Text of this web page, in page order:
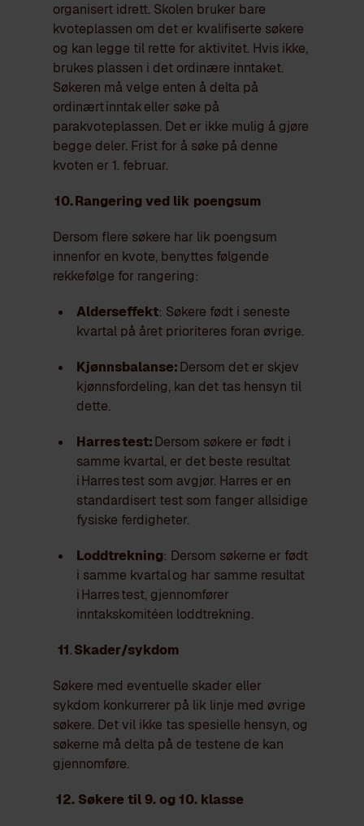
organisert idrett. Skolen bruker bare
kvoteplassen om det er kvalifiserte søkere
og kan legge til rette for aktivitet. Hvis ikke,
brukes plassen i det ordinære inntaket.
Søkeren må velge enten å delta på
ordinært inntak eller søke på
parakvoteplassen. Det er ikke mulig å gjøre
begge deler. Frist for å søke på denne
kvoten er 1. februar.
10. Rangering ved lik poengsum
Dersom flere søkere har lik poengsum
innenfor en kvote, benyttes følgende
rekkefølge for rangering:
Alderseffekt: Søkere født i seneste
kvartal på året prioriteres foran øvrige.
Kjønnsbalanse:Dersom det er skjev
kjønnsfordeling, kan det tas hensyn til
dette.
Harres test:Dersom søkere er født i
samme kvartal, er det beste resultat
i Harres test som avgjør. Harres er en
standardisert test som fanger allsidige
fysiske ferdigheter.
Loddtrekning: Dersom søkerne er født
i samme kvartal og har samme resultat
i Harres test, gjennomfører
inntakskomitéen loddtrekning.
11.Skader/sykdom
Søkere med eventuelle skader eller
sykdom konkurrerer på̊ lik linje med øvrige
søkere. Det vil ikke tas spesielle hensyn, og
søkerne må̊ delta på̊ de testene de kan
gjennomføre.
12. Søkere til 9. og 10. klasse